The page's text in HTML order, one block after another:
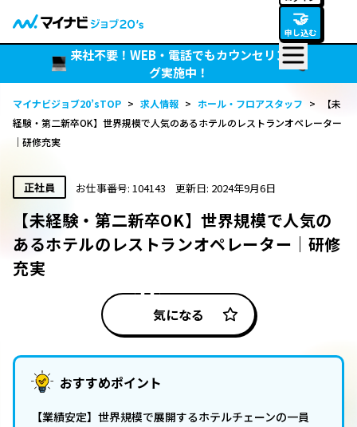
🤝
申し込む
来社不要！WEB・電話でもカウンセリン
グ実施中！
マイナビジョブ20’sTOP > 求人情報 > ホール・フロアスタッフ >
【未
経験・第二新卒OK】世界規模で人気のあるホテルのレストランオペレーター
｜研修充実
正社員 お仕事番号: 104143 更新日: 2024年9月6日
【未経験・第二新卒OK】世界規模で人気の
あるホテルのレストランオペレーター｜研修
充実
気になる
おすすめポイント
【業績安定】世界規模で展開するホテルチェーンの一員